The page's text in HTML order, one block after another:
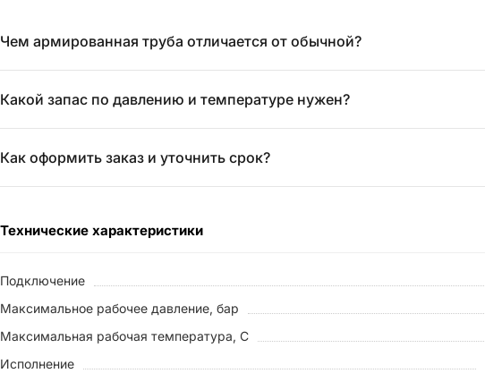
Чем армированная труба отличается от обычной?
Какой запас по давлению и температуре нужен?
Как оформить заказ и уточнить срок?
Технические характеристики
Подключение
Максимальное рабочее давление, бар
Максимальная рабочая температура, С
Исполнение